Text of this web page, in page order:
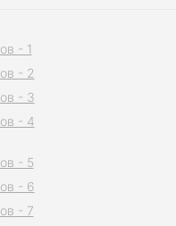
- 1
- 2
- 3
- 4
- 5
- 6
- 7